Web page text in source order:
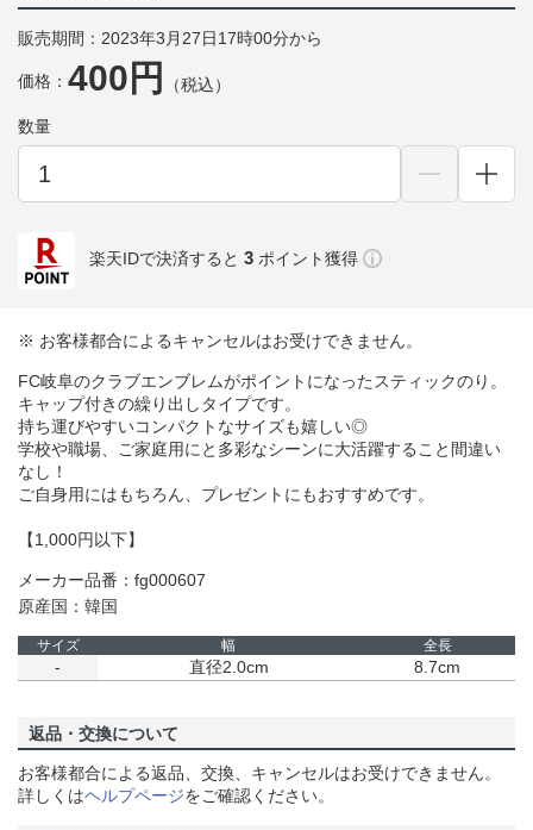
販売期間：2023年3月27日17時00分から
価格： 400円 （税込）
数量
楽天IDで決済すると 3 ポイント獲得
※ お客様都合によるキャンセルはお受けできません。
FC岐阜のクラブエンブレムがポイントになったスティックのり。
キャップ付きの繰り出しタイプです。
持ち運びやすいコンパクトなサイズも嬉しい◎
学校や職場、ご家庭用にと多彩なシーンに大活躍すること間違い
なし！
ご自身用にはもちろん、プレゼントにもおすすめです。
【1,000円以下】
メーカー品番：fg000607
原産国：韓国
サイズ 幅 全長
- 直径2.0cm 8.7cm
返品・交換について
お客様都合による返品、交換、キャンセルはお受けできません。
詳しくはヘルプページをご確認ください。